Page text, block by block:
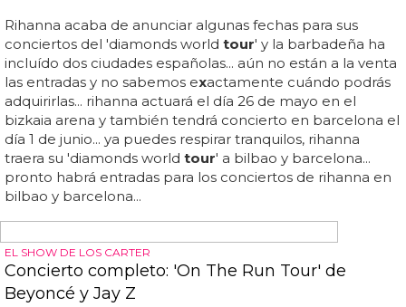
Así suena 'Medellín' de Madonna y Maluma
madameis a cha-cha instructor... ah, y luego están los
fans de christina aguilera, indignados porque ella inventó
a madamxen la era 'bionic'... el teaser del tema que
madonna ha publicado en sus redes sociales hace
referencia a que "madame xes instructora de
chachachá"... &iexcl;cha-cha-cha-cha! así suena 'medellín',
el nuevo single de madonna y maluma... qué lástima
todos... en aquella parrafada que madonna soltó para
hablar de su alter ego 'madame x', título que llevará su
nuevo disco, hacía referencia a las diversas ocupaciones
que desempeña esta mujer... entre santa, prostituta y jefa
de estado aparecía la de instructora de chachachá, y esa